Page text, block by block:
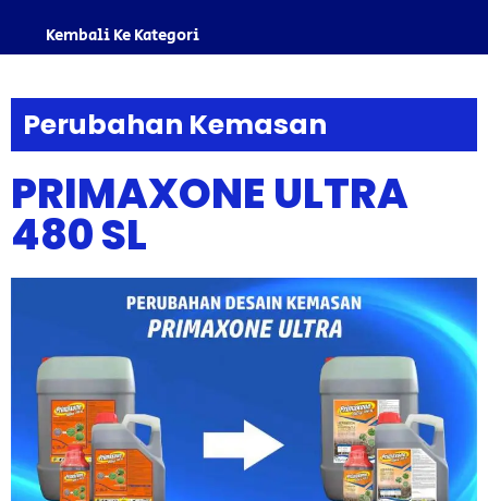
Kembali Ke Kategori
Perubahan Kemasan
PRIMAXONE ULTRA
480 SL